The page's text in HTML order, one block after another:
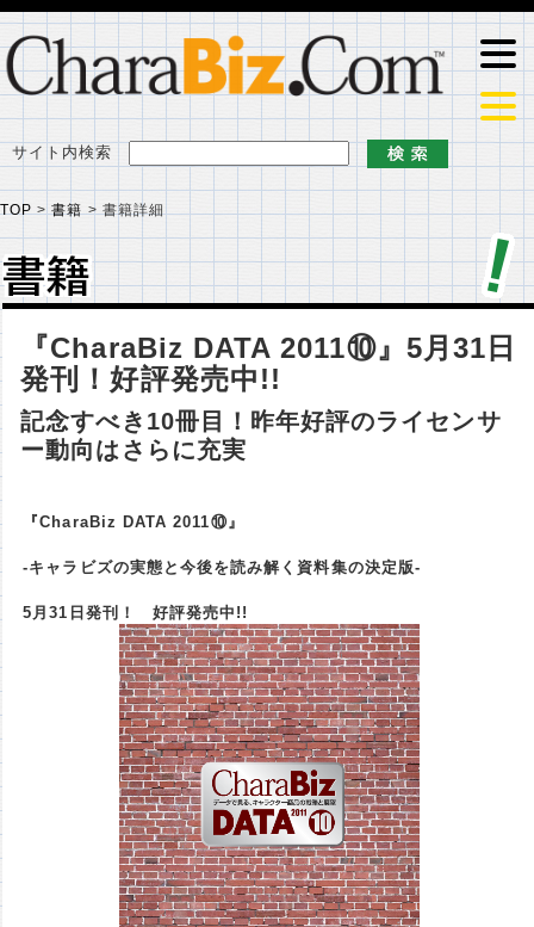
サイト内検索
TOP >書籍 > 書籍詳細
書籍
書籍
『CharaBiz DATA 2011⑩』5月31日
発刊！好評発売中!!
記念すべき10冊目！昨年好評のライセンサ
ー動向はさらに充実
『CharaBiz DATA 2011⑩』
-キャラビズの実態と今後を読み解く資料集の決定版-
5月31日発刊！ 好評発売中!!